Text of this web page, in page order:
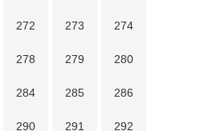
272 273 274
278 279 280
284 285 286
290 291 292